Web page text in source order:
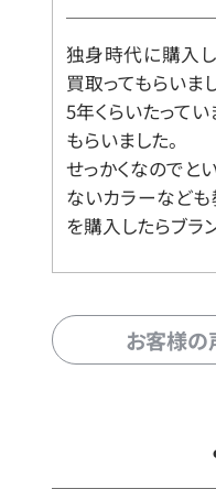
独身時代に購入
買取ってもらいま
5年くらいたって
もらいました。
せっかくなのでと
ないカラーなども
を購入したらブラ
お客様